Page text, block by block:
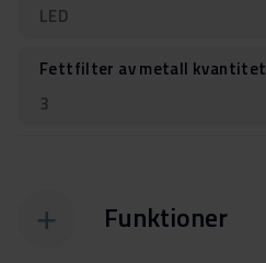
LED
Fettfilter av metall kvantitet
3
Funktioner